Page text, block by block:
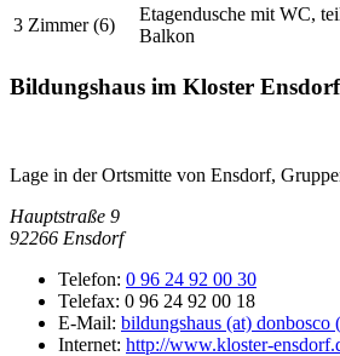
3 Zimmer (6)
Etagendusche mit WC,
Balkon
Bildungshaus im Kloster Ensdorf
Lage in der Ortsmitte von Ensdorf,
Hauptstraße 9
92266 Ensdorf
Telefon: 0 96 24 92 00 30
Telefax: 0 96 24 92 00 18
E-Mail: bildungshaus (at) donbosco
Internet: http://www.kloster-